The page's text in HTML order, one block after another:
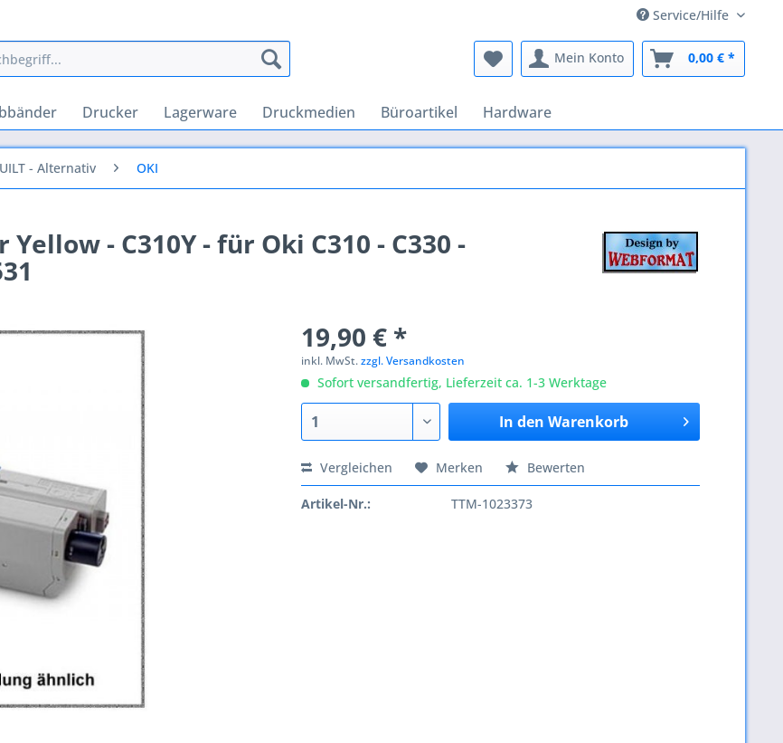
Service/Hilfe
Mein Konto 0,00 € *
Drucker Lagerware Druckmedien Büroartikel Hardware
- Alternativ OKI
- C310Y - für Oki C310 - C330 -
19,90 € *
inkl. MwSt.zzgl. Versandkosten
Sofort versandfertig, Lieferzeit ca. 1-3 Werktage
In den Warenkorb
Vergleichen Merken Bewerten
Artikel-Nr.: TTM-1023373